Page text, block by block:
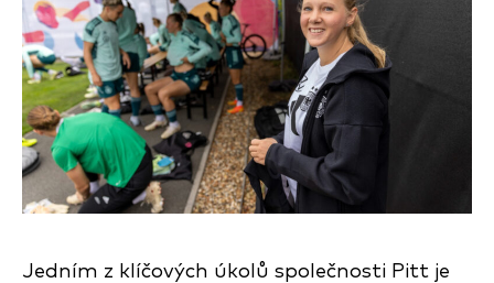
Jedním z klíčových úkolů společnosti Pitt je